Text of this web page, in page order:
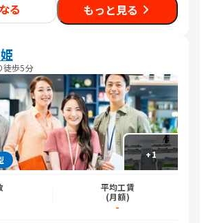
る もっと見る
徒歩5分
+1
平均工賃
(月額)
-